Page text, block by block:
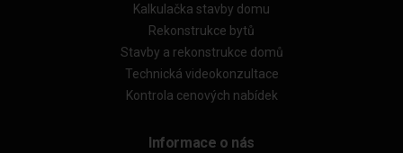
Kalkulačka stavby domu
Rekonstrukce bytů
Stavby a rekonstrukce domů
Technická videokonzultace
Kontrola cenových nabídek
Informace o nás